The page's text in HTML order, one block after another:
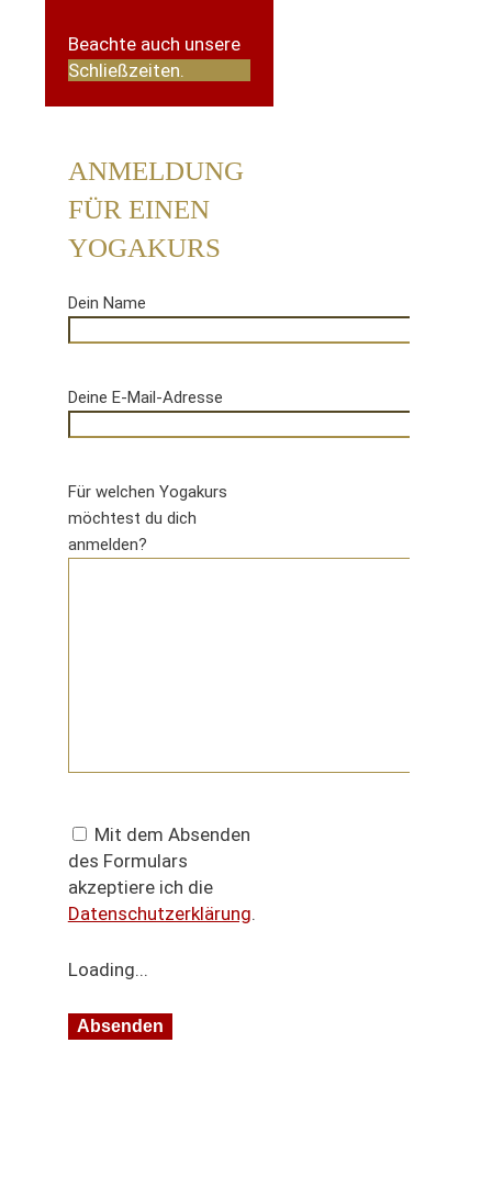
Beachte auch unsere
Schließzeiten.
ANMELDUNG
FÜR EINEN
YOGAKURS
Dein Name
Deine E-Mail-Adresse
Für welchen Yogakurs
möchtest du dich
anmelden?
Mit dem Absenden
des Formulars
akzeptiere ich die
Datenschutzerklärung.
Loading...